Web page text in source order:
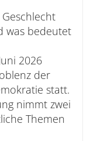
was bedeutet
2026
der
statt.
nimmt zwei
Themen